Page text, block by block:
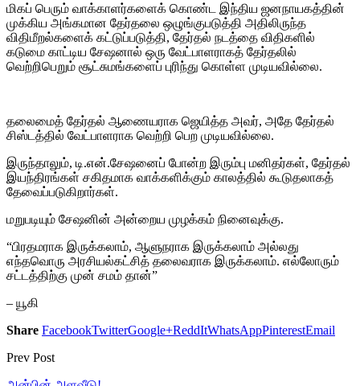
மிகப் பெரும் வாக்காளர்களைக் கொண்ட இந்திய ஜனநாயகத்தின்
முக்கிய அங்கமான தேர்தலை ஒழுங்குபடுத்தி அதிலிருந்த
விதிமீறல்களைக் கட்டுப்படுத்தி, தேர்தல் நடத்தை விதிகளில்
கடுமை காட்டிய சேஷனால் ஒரு வேட்பாளராகத் தேர்தலில்
வெற்றிபெறும் சூட்சுமங்களைப் புரிந்து கொள்ள முடியவில்லை.
தலைமைத் தேர்தல் ஆணையராக ஜெயித்த அவர், அதே தேர்தல்
சிஸ்டத்தில் வேட்பாளராக வெற்றி பெற முடியவில்லை.
இருந்தாலும், டி.என்.சேஷனைப் போன்ற இரும்பு மனிதர்கள், தேர்தல்
இயந்திரங்கள் சகிதமாக வாக்களிக்கும் காலத்தில் கூடுதலாகத்
தேவைப்படுகிறார்கள்.
மறுபடியும் சேஷனின் அன்றைய முழக்கம் நினைவுக்கு.
“பிரதமராக இருக்கலாம், ஆளுநராக இருக்கலாம் அல்லது
எந்தவொரு அரசியல்கட்சித் தலைவராக இருக்கலாம். எல்லோரும்
சட்டத்திற்கு முன் சமம் தான்”
– யூகி
Share FacebookTwitterGoogle+ReddItWhatsAppPinterestEmail
Prev Post